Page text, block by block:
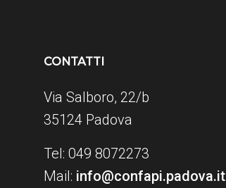
CONTATTI
Via Salboro, 22/b
35124 Padova
Tel: 049 8072273
Mail: info@confapi.padova.it